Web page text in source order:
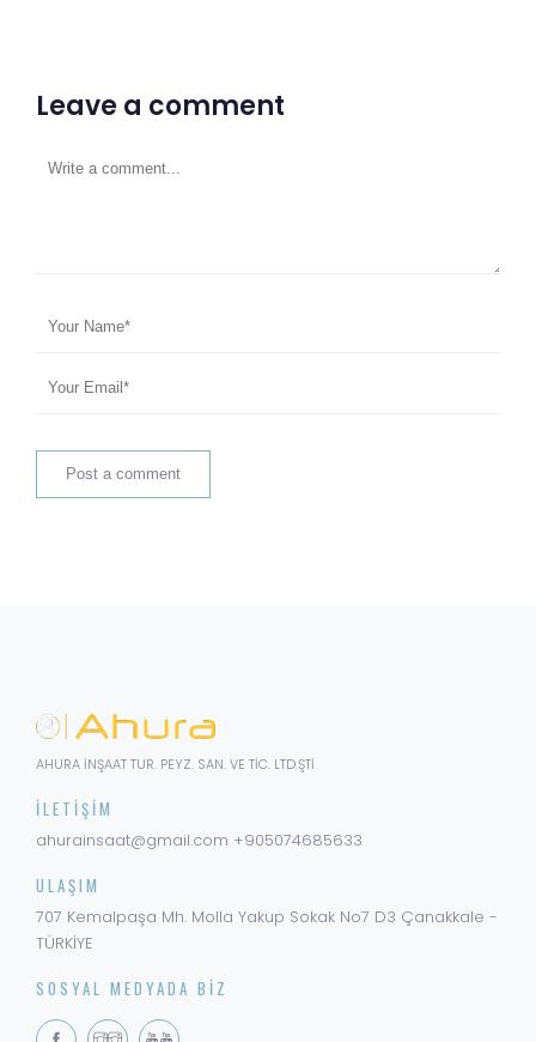
Leave a comment
AHURA İNŞAAT TUR. PEYZ. SAN. VE TİC. LTD.ŞTİ
İLETIŞIM
ahurainsaat@gmail.com +905074685633
ULAŞIM
707 Kemalpaşa Mh. Molla Yakup Sokak No7 D3 Çanakkale -
TÜRKİYE
SOSYAL MEDYADA BIZ